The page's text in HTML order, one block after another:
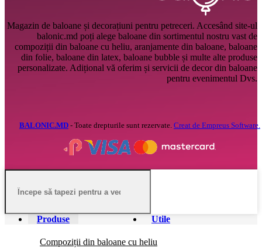
Magazin de baloane și decorațiuni pentru petreceri. Accesând site-ul
balonic.md poți alege baloane din sortimentul nostru vast de
compoziții din baloane cu heliu, aranjamente din baloane, baloane
din folie, baloane din latex, baloane bubble și multe alte produse
personalizate. Adițional vă oferim și servicii de decor din baloane
pentru evenimentul Dvs.
BALONIC.MD - Toate drepturile sunt rezervate. Creat de Empreus Software.
Produse Utile
Compoziții din baloane cu heliu